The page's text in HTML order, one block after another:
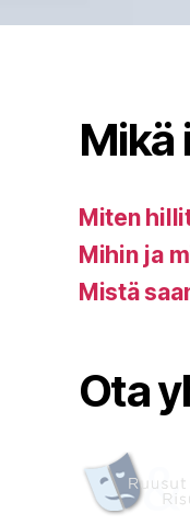
Mikä
Miten
Mihin ja
Mistä
Ota